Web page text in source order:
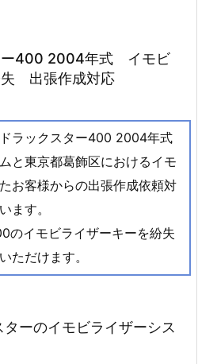
ー400 2004年式 イモビ
失 出張作成対応
ラックスター400 2004年式
と東京都葛飾区におけるイモ
お客様からの出張作成依頼対
ます。
のイモビライザーキーを紛失
ただけます。
ーのイモビライザーシス